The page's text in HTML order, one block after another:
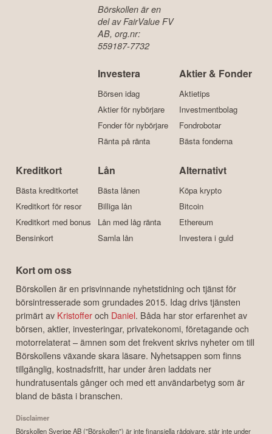
Börskollen är en
del av FairValue FV
AB, org.nr:
559187-7732
Investera
Börsen idag
Aktier för nybörjare
Fonder för nybörjare
Ränta på ränta
Aktier & Fonder
Aktietips
Investmentbolag
Fondrobotar
Bästa fonderna
Kreditkort
Bästa kreditkortet
Kreditkort för resor
Kreditkort med bonus
Bensinkort
Lån
Bästa lånen
Billiga lån
Lån med låg ränta
Samla lån
Alternativt
Köpa krypto
Bitcoin
Ethereum
Investera i guld
Kort om oss
Börskollen är en prisvinnande nyhetstidning och tjänst för
börsintresserade som grundades 2015. Idag drivs tjänsten
primärt av Kristofferoch Daniel. Båda har stor erfarenhet av
börsen, aktier, investeringar, privatekonomi, företagande och
motorrelaterat – ämnen som det frekvent skrivs nyheter om till
Börskollens växande skara läsare. Nyhetsappen som finns
tillgänglig, kostnadsfritt, har under åren laddats ner
hundratusentals gånger och med ett användarbetyg som är
bland de bästa i branschen.
Disclaimer
Börskollen Sverige AB ("Börskollen") är inte finansiella rådgivare, står inte under